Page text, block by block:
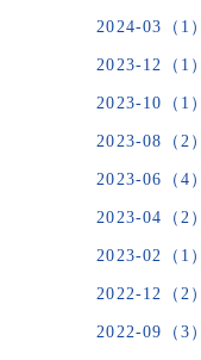
2024-03（1）
2023-12（1）
2023-10（1）
2023-08（2）
2023-06（4）
2023-04（2）
2023-02（1）
2022-12（2）
2022-09（3）